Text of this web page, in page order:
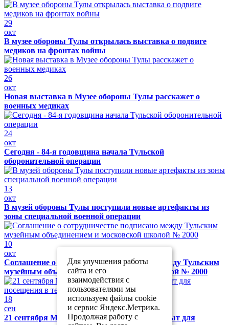
29
окт
В музее обороны Тулы открылась выставка о подвиге
медиков на фронтах войны
26
окт
Новая выставка в Музее обороны Тулы расскажет о
военных медиках
24
окт
Сегодня - 84-я годовщина начала Тульской
оборонительной операции
13
окт
В музей обороны Тулы поступили новые артефакты из
зоны специальной военной операции
10
окт
Соглашение о сотрудничестве подписано между Тульским
музейным объединением и московской школой № 2000
18
сен
21 сентября Музей обороны Тулы будет закрыт для
Для улучшения работы
сайта и его
взаимодействия с
пользователями мы
используем файлы cookie
и сервис Яндекс.Метрика.
Продолжая работу с